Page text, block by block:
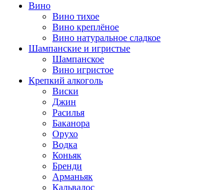
Вино
Вино тихое
Вино креплёное
Вино натуральное сладкое
Шампанские и игристые
Шампанское
Вино игристое
Крепкий алкоголь
Виски
Джин
Расилья
Баканора
Орухо
Водка
Коньяк
Бренди
Арманьяк
Кальвадос